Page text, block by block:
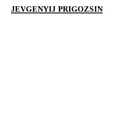
JEVGENYIJ PRIGOZSIN